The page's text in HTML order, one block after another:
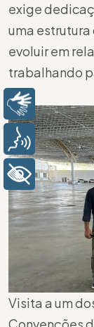
exige
uma estrutura
evoluir em
trabalhando
Visita a um
Libras
Voz
+